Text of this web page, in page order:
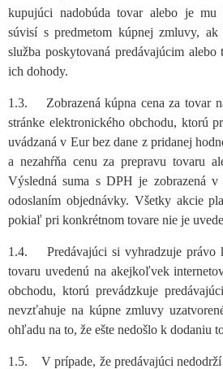
kupujúci nadobúda tovar alebo je mu
súvisí s predmetom kúpnej zmluvy,
služba poskytovaná predávajúcim
ich dohody.
1.3. Zobrazená kúpna cena za tovar
stránke elektronického obchodu, ktorú
uvádzaná v Eur bez dane z pridanej
a nezahŕňa cenu za prepravu tovaru
Výsledná suma s DPH je zobrazená v
odoslaním objednávky. Všetky akcie
pokiaľ pri konkrétnom tovare nie je
1.4. Predávajúci si vyhradzuje právo
tovaru uvedenú na akejkoľvek
obchodu, ktorú prevádzkuje
nevzťahuje na kúpne zmluvy
ohľadu na to, že ešte nedošlo k dodaniu
1.5. V prípade, že predávajúci nedodrží